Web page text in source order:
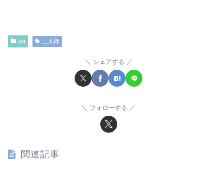
au 三太郎
シェアする
フォローする
関連記事